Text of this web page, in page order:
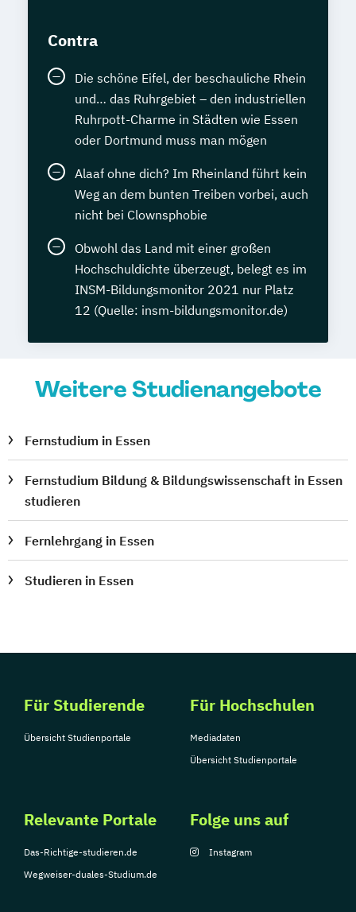
Contra
Die schöne Eifel, der beschauliche Rhein
und… das Ruhrgebiet – den industriellen
Ruhrpott-Charme in Städten wie Essen
oder Dortmund muss man mögen
Alaaf ohne dich? Im Rheinland führt kein
Weg an dem bunten Treiben vorbei, auch
nicht bei Clownsphobie
Obwohl das Land mit einer großen
Hochschuldichte überzeugt, belegt es im
INSM-Bildungsmonitor 2021 nur Platz
12 (Quelle: insm-bildungsmonitor.de)
Weitere Studienangebote
Fernstudium in Essen
Fernstudium Bildung & Bildungswissenschaft in Essen
studieren
Fernlehrgang in Essen
Studieren in Essen
Für Studierende
Übersicht Studienportale
Für Hochschulen
Mediadaten
Übersicht Studienportale
Relevante Portale
Das-Richtige-studieren.de
Wegweiser-duales-Studium.de
Folge uns auf
Instagram